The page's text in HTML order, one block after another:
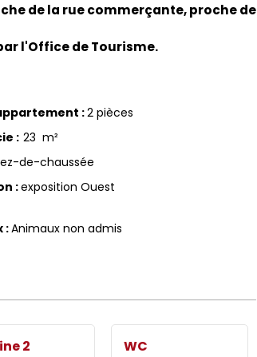
de la rue commerçante, proche de
l'Office de Tourisme.
:2 pièces
: 23 m²
de-chaussée
:exposition Ouest
:Animaux non admis
2 WC